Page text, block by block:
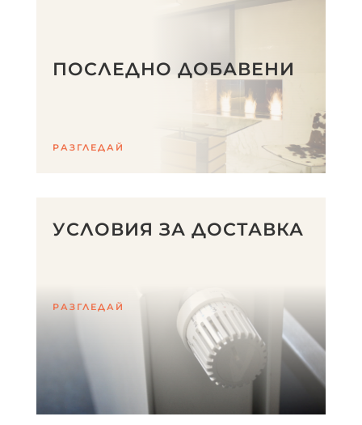
ПОСЛЕДНО ДОБАВЕНИ
РАЗГЛЕДАЙ
УСЛОВИЯ ЗА ДОСТАВКА
РАЗГЛЕДАЙ